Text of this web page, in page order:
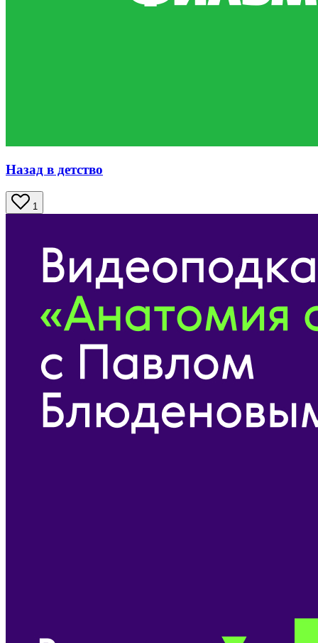
Назад в детство
1